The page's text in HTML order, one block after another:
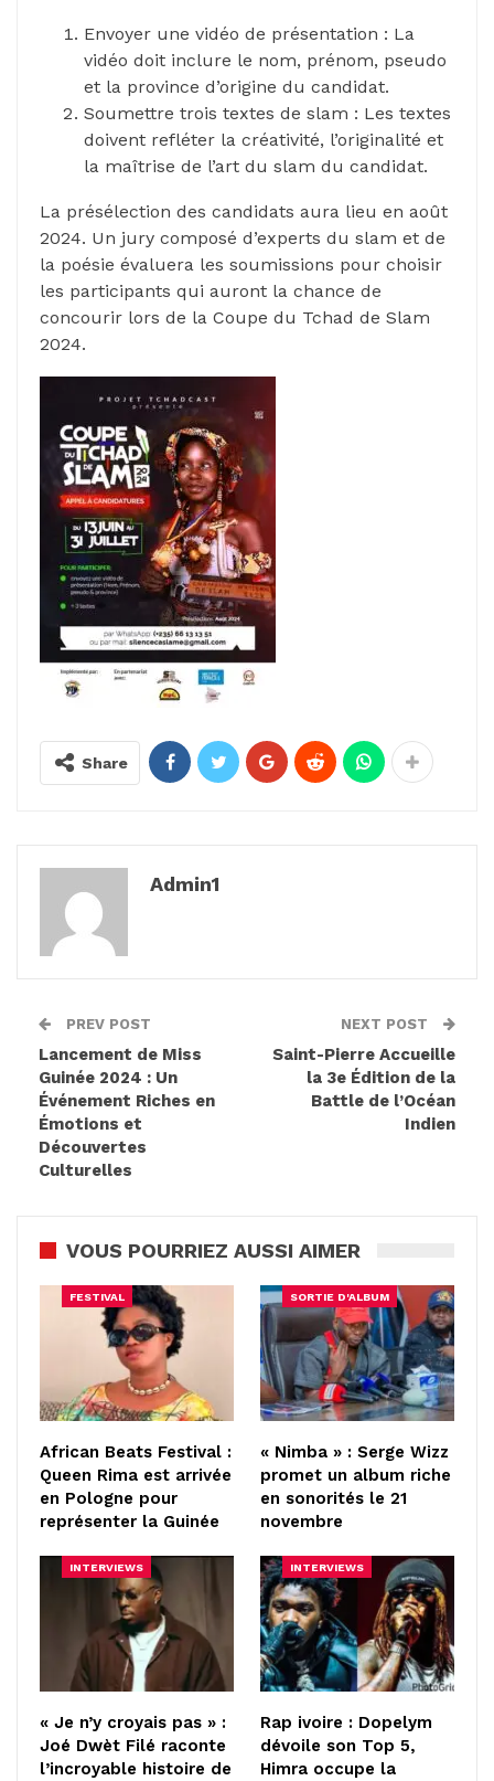
Envoyer une vidéo de présentation : La
vidéo doit inclure le nom, prénom, pseudo
et la province d’origine du candidat.
Soumettre trois textes de slam : Les textes
doivent refléter la créativité, l’originalité et
la maîtrise de l’art du slam du candidat.
La présélection des candidats aura lieu en août
2024. Un jury composé d’experts du slam et de
la poésie évaluera les soumissions pour choisir
les participants qui auront la chance de
concourir lors de la Coupe du Tchad de Slam
2024.
Share
Admin1
PREV POST
Lancement de Miss
Guinée 2024 : Un
Événement Riches en
Émotions et
Découvertes
Culturelles
NEXT POST
Saint-Pierre Accueille
la 3e Édition de la
Battle de l’Océan
Indien
VOUS POURRIEZ AUSSI AIMER
FESTIVAL
African Beats Festival :
Queen Rima est arrivée
en Pologne pour
représenter la Guinée
SORTIE D'ALBUM
« Nimba » : Serge Wizz
promet un album riche
en sonorités le 21
novembre
INTERVIEWS
« Je n’y croyais pas » :
Joé Dwèt Filé raconte
l’incroyable histoire de
INTERVIEWS
Rap ivoire : Dopelym
dévoile son Top 5,
Himra occupe la